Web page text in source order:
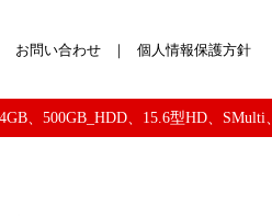
お問い合わせ 個人情報保護方針
4GB、500GB_HDD、15.6型HD、